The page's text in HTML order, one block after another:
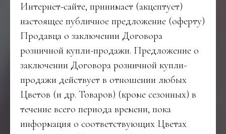
Интернет-сайте, принимает (акцептует)
настоящее публичное предложение (оферту)
Продавца о заключении Договора
розничной купли-продажи. Предложение о
заключении Договора розничной купли-
продажи действует в отношении любых
Цветов (и др. Товаров) (кроме сезонных) в
течение всего периода времени, пока
информация о соответствующих Цветах